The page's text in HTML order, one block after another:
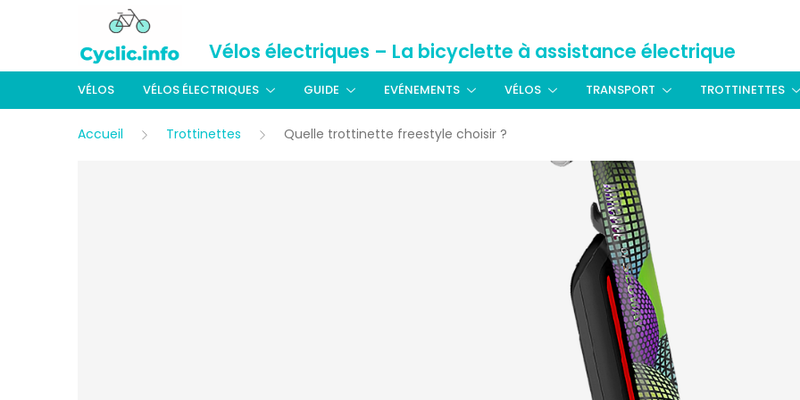
Vélos électriques – La bicyclette à assistance électrique
VÉLOS VÉLOS ÉLECTRIQUES GUIDE EVÉNEMENTS VÉLOS TRANSPORT TROTTINETTES
Accueil Trottinettes Quelle trottinette freestyle choisir ?